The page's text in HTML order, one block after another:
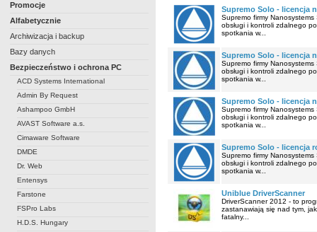
Promocje
Alfabetycznie
Archiwizacja i backup
Bazy danych
Bezpieczeństwo i ochrona PC
ACD Systems International
Admin By Request
Ashampoo GmbH
AVAST Software a.s.
Cimaware Software
DMDE
Dr. Web
Entensys
Farstone
FSPro Labs
H.D.S. Hungary
Supremo Solo - licencja
Supremo firmy
obsługi i kontroli zdalnego
spotkania w...
Supremo Solo - licencja
Supremo firmy
obsługi i kontroli zdalnego
spotkania w...
Supremo Solo - licencja
Supremo firmy
obsługi i kontroli zdalnego
spotkania w...
Supremo Solo - licencja
Supremo firmy
obsługi i kontroli zdalnego
spotkania w...
Uniblue DriverScanner
DriverScanner 2012 - to
zastanawiają się nad tym,
fatalny...